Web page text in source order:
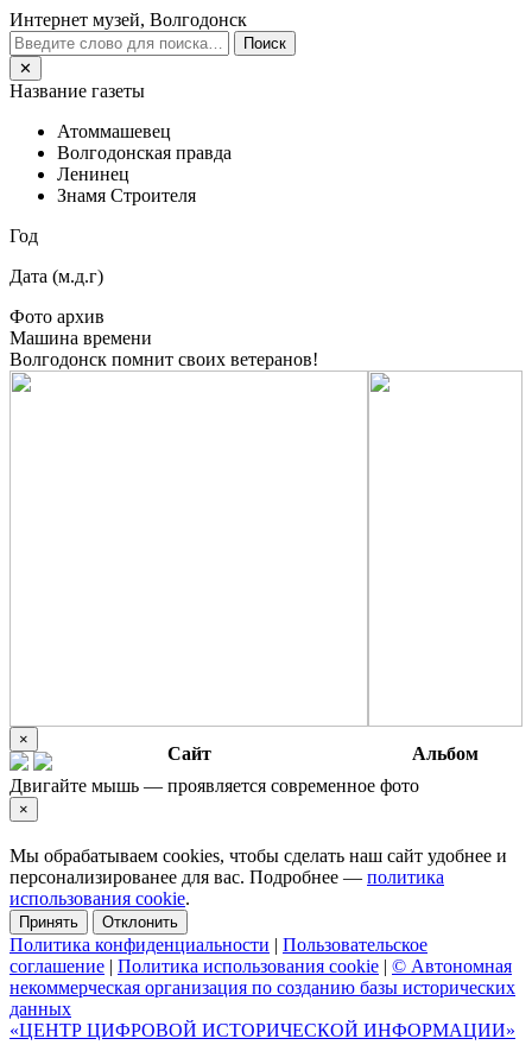
Интернет музей, Волгодонск
Поиск
✕
Название газеты
Атоммашевец
Волгодонская правда
Ленинец
Знамя Строителя
Год
Дата (м.д.г)
Фото архив
Машина времени
Волгодонск помнит своих ветеранов!
Сайт Альбом
×
Двигайте мышь — проявляется современное фото
×
Мы обрабатываем cookies, чтобы сделать наш сайт удобнее и
персонализированее для вас. Подробнее — политика
использования cookie.
Принять Отклонить
Политика конфиденциальности | Пользовательское
соглашение | Политика использования cookie | © Автономная
некоммерческая организация по созданию базы исторических
данных
«ЦЕНТР ЦИФРОВОЙ ИСТОРИЧЕСКОЙ ИНФОРМАЦИИ»